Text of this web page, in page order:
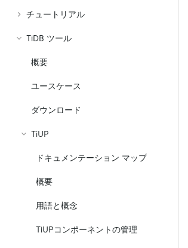
チュートリアル
TiDB ツール
概要
ユースケース
ダウンロード
TiUP
ドキュメンテーション マップ
概要
用語と概念
TiUPコンポーネントの管理